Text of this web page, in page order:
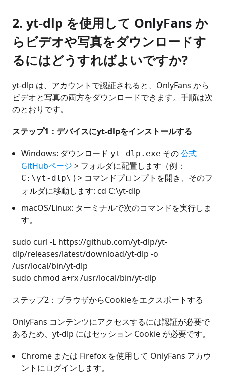
2. yt-dlp を使用して OnlyFans か
らビデオや写真をダウンロードす
るにはどうすればよいですか?
yt-dlp は、アカウントで認証されると、OnlyFans から
ビデオと写真の両方をダウンロードできます。手順は次
のとおりです。
ステップ1：デバイスにyt-dlpをインストールする
Windows: ダウンロード yt-dlp.exe その公式
GitHubページ > フォルダに配置します（例：
C:\yt-dlp\ ) > コマンドプロンプトを開き、そのフ
ォルダに移動します: cd C:\yt-dlp
macOS/Linux: ターミナルで次のコマンドを実行しま
す。
sudo curl -L https://github.com/yt-dlp/yt-
dlp/releases/latest/download/yt-dlp -o
/usr/local/bin/yt-dlp
sudo chmod a+rx /usr/local/bin/yt-dlp
ステップ2：ブラウザからCookieをエクスポートする
OnlyFans コンテンツにアクセスするには認証が必要で
あるため、yt-dlp にはセッション Cookie が必要です。
Chrome または Firefox を使用して OnlyFans アカウ
ントにログインします。